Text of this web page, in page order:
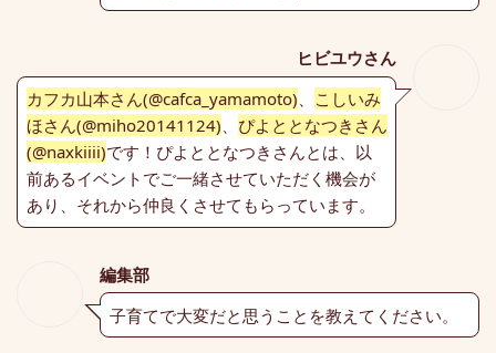
ヒビユウさん
カフカ山本さん(@cafca_yamamoto)、
こしいみ
ほさん(@miho20141124)、 ぴよととなつきさん
(@naxkiiii)です！ぴよととなつきさんとは、以
前あるイベントでご一緒させていただく機会が
あり、それから仲良くさせてもらっています。
編集部
子育てで大変だと思うことを教えてください。